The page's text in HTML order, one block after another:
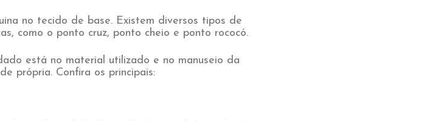
no tecido de base. Existem diversos tipos de
como o ponto cruz, ponto cheio e ponto rococó.
está no material utilizado e no manuseio da
própria. Confira os principais: